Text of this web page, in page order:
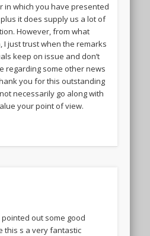
in which you have presented
it does supply us a lot of
However, from what
I just trust when the remarks
keep on issue and don’t
regarding some other news
you for this outstanding
necessarily go along with
your point of view.
out some good
this s a very fantastic